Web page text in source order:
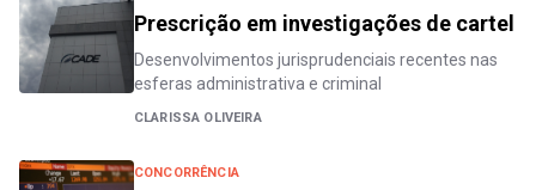
Prescrição em investigações de cartel
Desenvolvimentos jurisprudenciais recentes nas
esferas administrativa e criminal
CLARISSA OLIVEIRA
CONCORRÊNCIA